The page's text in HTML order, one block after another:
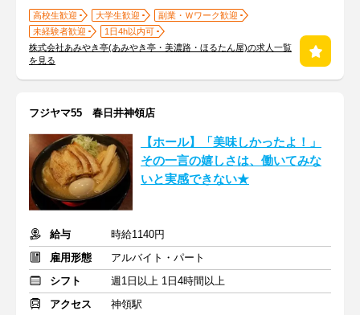
高校生歓迎 大学生歓迎
副業・Ｗワーク歓迎
未経験者歓迎
1日4h以内可
株式会社あみやき亭(あみやき亭・美濃路・ほるたん屋)の求人一覧
を見る
フジヤマ55 春日井神領店
【ホール】「美味しかったよ！」
その一言の嬉しさは、働いてみな
いと実感できない★
給与
時給1140円
雇用形態
アルバイト・パート
シフト
週1日以上 1日4時間以上
アクセス
神領駅